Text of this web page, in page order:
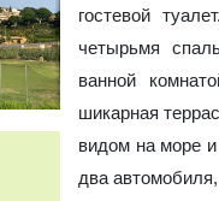
гостевой
четырьмя
ванной
шикарная
видом на море и
два